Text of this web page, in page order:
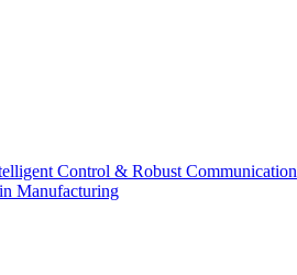
Control & Robust Communication
Manufacturing